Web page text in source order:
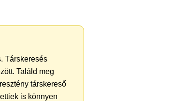
Társkeresés
Találd meg
társkereső
is könnyen